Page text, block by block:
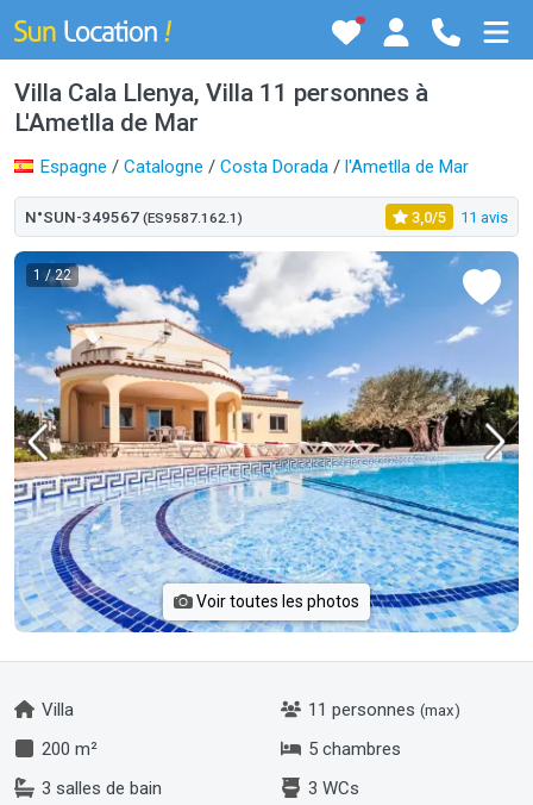
Villa Cala Llenya, Villa 11 personnes à
L'Ametlla de Mar
Espagne / Catalogne / Costa Dorada / l'Ametlla de Mar
N°SUN-349567 (ES9587.162.1) 3,0/5 11 avis
1 / 22
Voir toutes les photos
Villa 11 personnes (max)
200 m²
5 chambres
3 salles de bain
3 WCs